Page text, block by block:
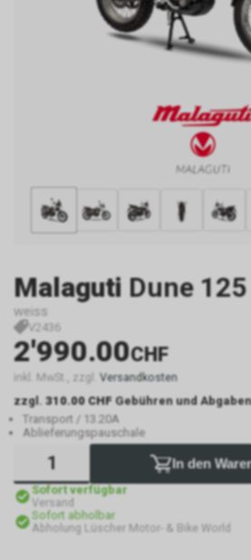
Malaguti Dune
weiss
V2436
2'990.00CHF
inkl. MwSt., zzgl. Versandkosten
zzgl. 310.00 CHF Gebühren und
Transport / 13.20A
Ablieferungspauschale
In den
Sofort verfügbar
Versand
Sofort abholbar
Abholung Lüscher Motor- & Bike World